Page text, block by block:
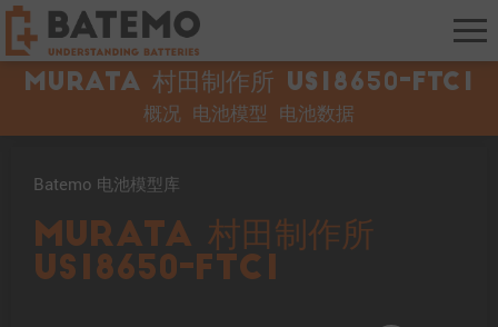
muRata 村田制作所 US18650-FTC1
概况 电池模型 电池数据
Batemo 电池模型库
muRata 村田制作所
US18650-FTC1